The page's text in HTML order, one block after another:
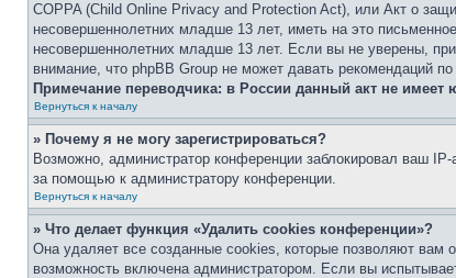
COPPA (Child Online Privacy and Protection Act), или Акт о
несовершеннолетних младше 13 лет, иметь на это
несовершеннолетних младше 13 лет. Если вы не уверены,
внимание, что phpBB Group не может давать рекомендаций
Примечание переводчика: в России данный акт не имеет
Вернуться к началу
» Почему я не могу зарегистрироваться?
Возможно, администратор конференции заблокировал ваш
за помощью к администратору конференции.
Вернуться к началу
» Что делает функция «Удалить cookies конференции»?
Она удаляет все созданные cookies, которые позволяют вам
возможность включена администратором. Если вы